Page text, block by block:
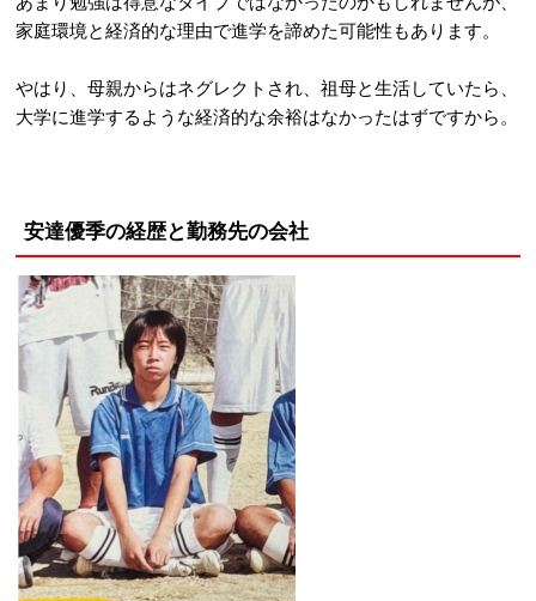
家庭環境と経済的な理由で進学を諦めた可能性もあります。
やはり、母親からはネグレクトされ、祖母と生活していたら、
大学に進学するような経済的な余裕はなかったはずですから。
安達優季の経歴と勤務先の会社